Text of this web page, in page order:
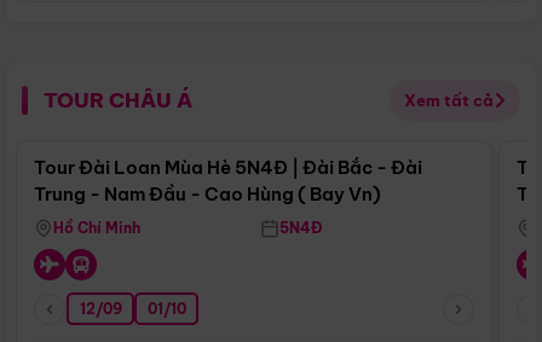
TOUR CHÂU Á Xem tất cả
Điểm nổi bật
Tour Đài Loan Mùa Hè 5N4Đ | Đài Bắc - Đài
Trung - Nam Đầu - Cao Hùng ( Bay Vn)
Hồ Chí Minh 5N4Đ
12/09 01/10